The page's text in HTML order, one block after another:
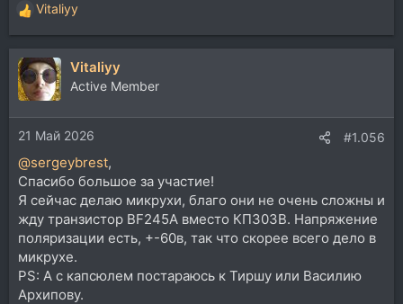
Р
е
а
к
ц
и
и
:
Vitaliyy
Vitaliyy
Active Member
21 Май 2026 #1.056
@sergeybrest,
Спасибо большое за участие!
Я сейчас делаю микрухи, благо они не очень сложны и
жду транзистор BF245A вместо КП303В. Напряжение
поляризации есть, +-60в, так что скорее всего дело в
микрухе.
PS: А с капсюлем постараюсь к Тиршу или Василию
Архипову.